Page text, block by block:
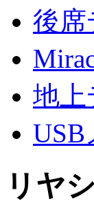
後席
地
リヤ